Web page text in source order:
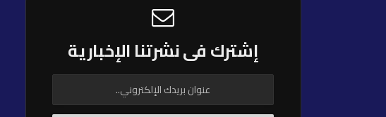
إشترك فى نشرتنا الإخبارية